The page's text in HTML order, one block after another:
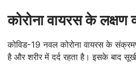
कोरोना वायरस के लक्षण
कोविड-19 नवल कोरोना वायरस के
है और शरीर में दर्द रहता है। इसके बाद